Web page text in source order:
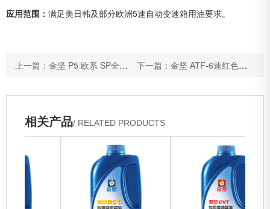
应用范围： 满足美日韩及部分欧洲5速自动变速箱用油要求。
上一篇：金坚 P5 欧系 SP全合成汽油机油 下一篇：金坚 ATF-6速红色自动变速箱油
相关产品/ RELATED PRODUCTS